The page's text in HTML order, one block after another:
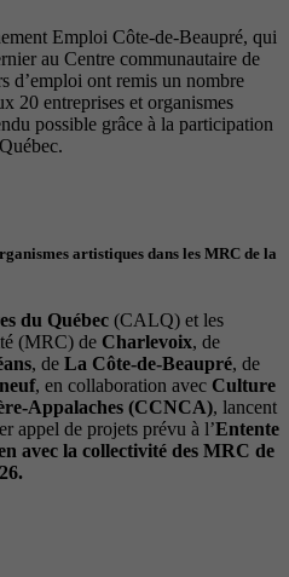
Emploi Côte-de-Beaupré, qui
au Centre communautaire de
d’emploi ont remis un nombre
20 entreprises et organismes
possible grâce à la participation
artistiques dans les MRC de la
du Québec (CALQ) et les
(MRC) de Charlevoix, de
, de La Côte-de-Beaupré, de
, en collaboration avec Culture
Appalaches (CCNCA), lancent
appel de projets prévu à l’Entente
avec la collectivité des MRC de